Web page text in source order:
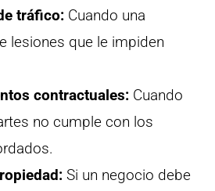
tráfico: Cuando una
lesiones que le impiden
contractuales: Cuando
no cumple con los
Si un negocio debe